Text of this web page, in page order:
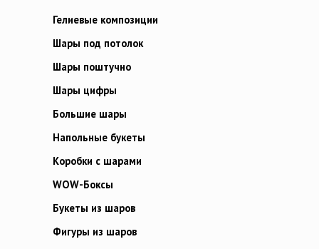
Гелиевые композиции
Шары под потолок
Шары поштучно
Шары цифры
Большие шары
Напольные букеты
Коробки с шарами
WOW-Боксы
Букеты из шаров
Фигуры из шаров